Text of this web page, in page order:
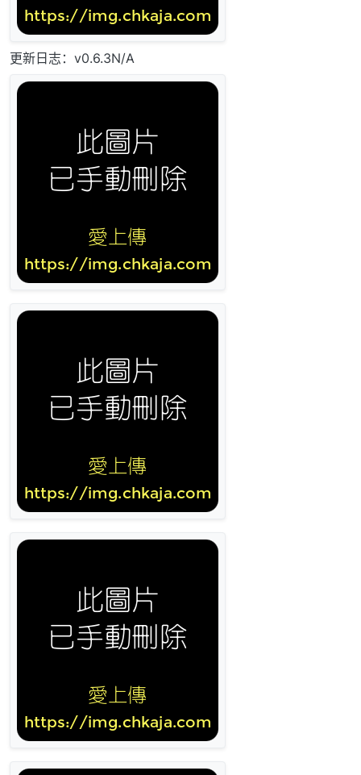
更新日志：v0.6.3N/A